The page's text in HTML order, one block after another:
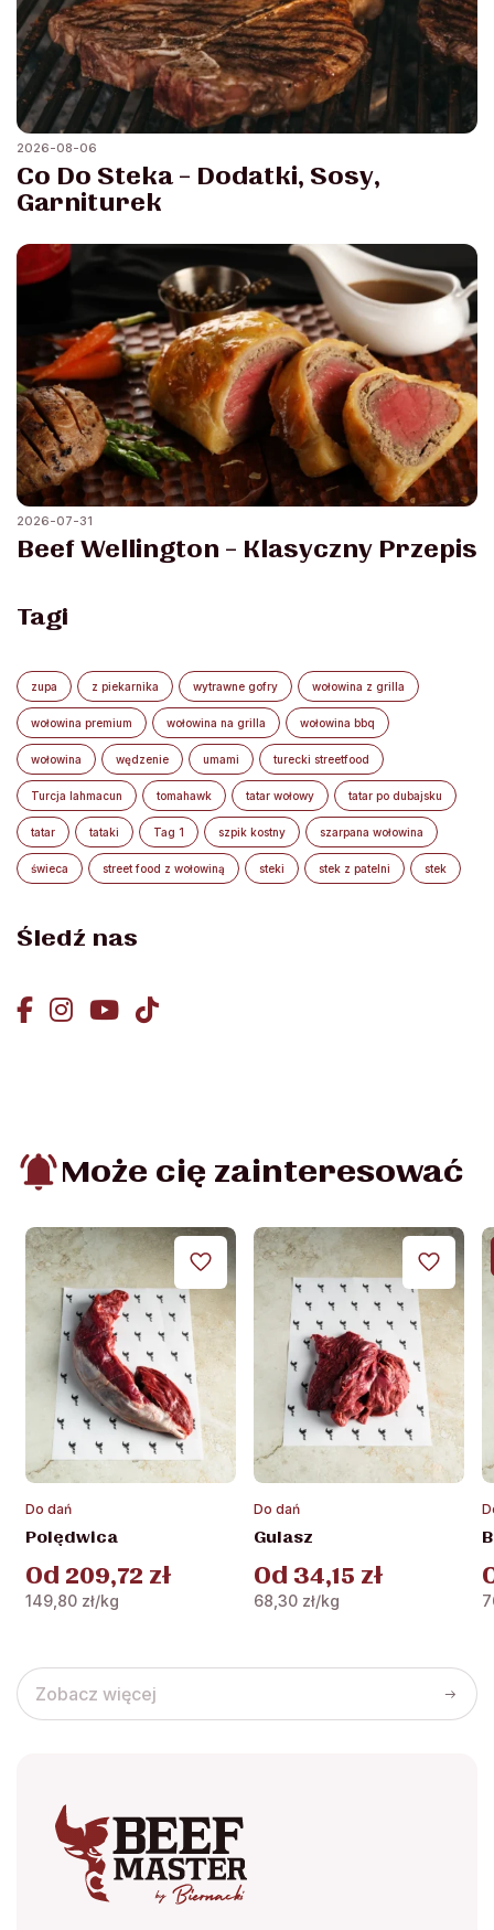
2026-08-06
Co Do Steka – Dodatki, Sosy,
Garniturek
2026-07-31
Beef Wellington – Klasyczny Przepis
Tagi
zupa z piekarnika wytrawne gofry wołowina z grilla
wołowina premium wołowina na grilla wołowina bbq
wołowina wędzenie umami turecki streetfood
Turcja lahmacun tomahawk tatar wołowy tatar po dubajsku
tatar tataki Tag 1 szpik kostny szarpana wołowina
świeca street food z wołowiną steki stek z patelni stek
Śledź nas
Może cię zainteresować
ma
wiele
wariantów.
wybrać
na
Do dań
Polędwica
Od 209,72 zł
149,80 zł/kg
ma
wiele
wariantów.
Do dań
Gulasz
Od 34,15 zł
68,30 zł/kg
Zobacz więcej